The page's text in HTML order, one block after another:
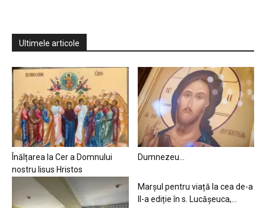
Ultimele articole
Înălțarea la Cer a Domnului
nostru Iisus Hristos
Dumnezeu…
Marșul pentru viață la cea de-a
II-a ediție în s. Lucășeuca,...